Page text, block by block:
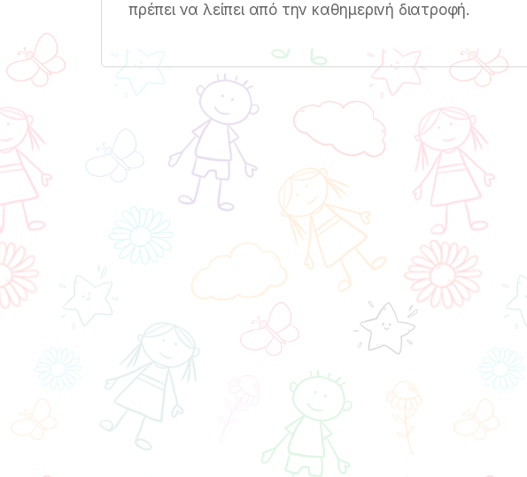
πρέπει να λείπει από την καθημερινή διατροφή.